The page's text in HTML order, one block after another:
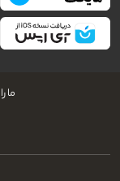
ما